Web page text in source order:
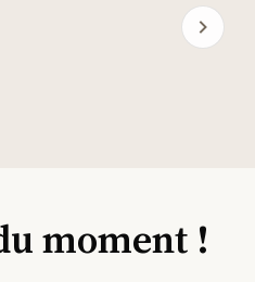
moment !